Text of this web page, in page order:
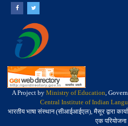
A Project by Ministry of Education,
Central Institute of Indian
भारतीय भाषा संस्थान (सीआईआईएल), मैसूर द्वारा
एक परियोजना